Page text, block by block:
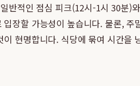
적인 점심 피크(12시-1시 30분)
장할 가능성이 높습니다. 물론,
현명합니다. 식당에 묶여 시간을